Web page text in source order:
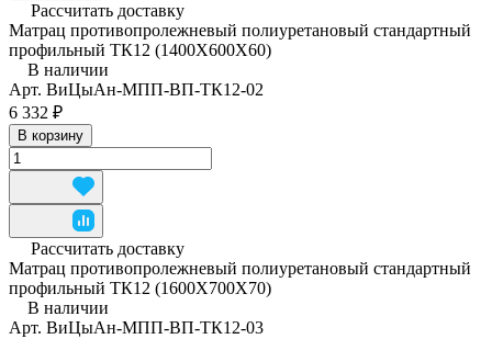
Рассчитать доставку
Матрац противопролежневый полиуретановый стандартный
профильный ТК12 (1400Х600Х60)
В наличии
Арт. ВиЦыАн-МПП-ВП-ТК12-02
6 332 ₽
В корзину
Рассчитать доставку
Матрац противопролежневый полиуретановый стандартный
профильный ТК12 (1600Х700Х70)
В наличии
Арт. ВиЦыАн-МПП-ВП-ТК12-03